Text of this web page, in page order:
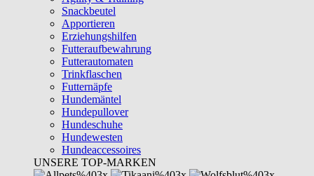
Snackbeutel
Apportieren
Erziehungshilfen
Futteraufbewahrung
Futterautomaten
Trinkflaschen
Futternäpfe
Hundemäntel
Hundepullover
Hundeschuhe
Hundewesten
Hundeaccessoires
UNSERE TOP-MARKEN